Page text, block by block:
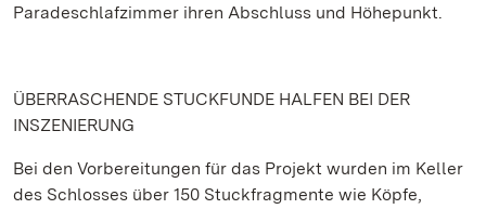
Paradeschlafzimmer ihren Abschluss und Höhepunkt.
ÜBERRASCHENDE STUCKFUNDE HALFEN BEI DER
INSZENIERUNG
Bei den Vorbereitungen für das Projekt wurden im Keller
des Schlosses über 150 Stuckfragmente wie Köpfe,